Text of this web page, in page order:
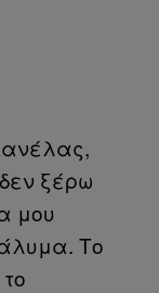
ξέρω
μου
Το